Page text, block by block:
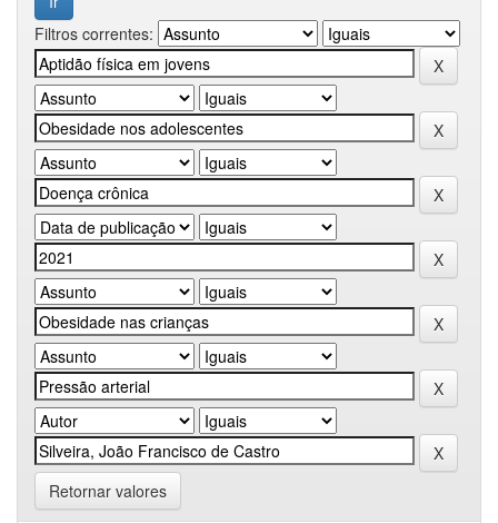
Filtros correntes:
Retornar valores